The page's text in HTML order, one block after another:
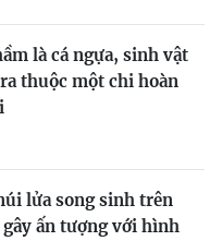
là cá ngựa, sinh vật
thuộc một chi hoàn
lửa song sinh trên
gây ấn tượng với hình